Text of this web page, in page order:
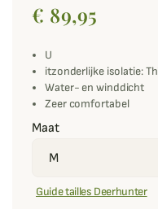
€ 89,95
U
itzonderlijke isolatie:
Water- en winddicht
Zeer comfortabel
Maat
Guide tailles Deerhunter